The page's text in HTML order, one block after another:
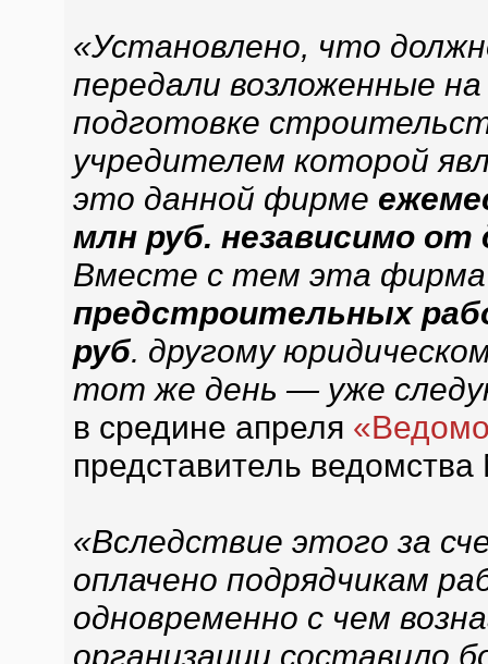
«Установлено, что
передали возложенные
подготовке
учредителем которой
это данной фирме
млн руб. независимо
Вместе с тем эта
предстроительных
руб. другому
тот же день — уже
в средине апреля
представитель
«Вследствие этого за
оплачено подрядчикам
одновременно с чем
организации составило